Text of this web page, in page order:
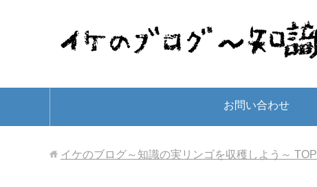
お問い合わせ
イケのブログ～知識の実リンゴを収穫しよう～ TOP